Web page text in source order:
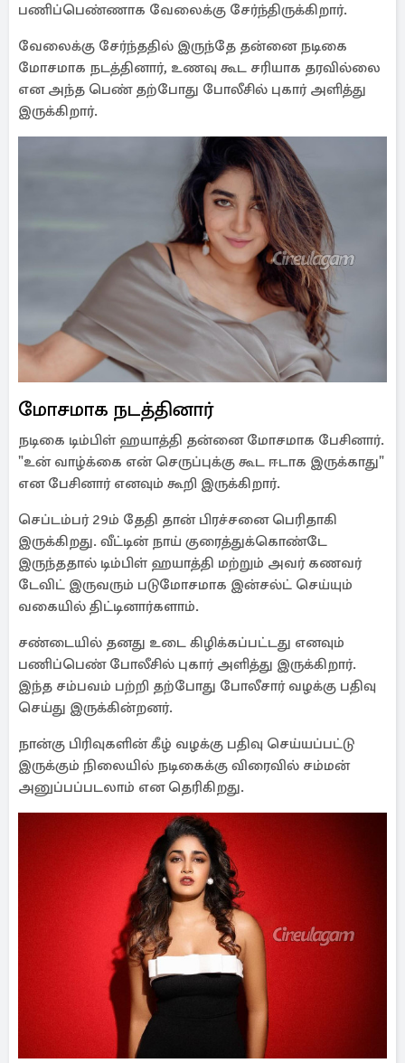
பணிப்பெண்ணாக வேலைக்கு சேர்ந்திருக்கிறார்.
வேலைக்கு சேர்ந்ததில் இருந்தே தன்னை நடிகை
மோசமாக நடத்தினார், உணவு கூட சரியாக தரவில்லை
என அந்த பெண் தற்போது போலீசில் புகார் அளித்து
இருக்கிறார்.
மோசமாக நடத்தினார்
நடிகை டிம்பிள் ஹயாத்தி தன்னை மோசமாக பேசினார்.
"உன் வாழ்க்கை என் செருப்புக்கு கூட ஈடாக இருக்காது"
என பேசினார் எனவும் கூறி இருக்கிறார்.
செப்டம்பர் 29ம் தேதி தான் பிரச்சனை பெரிதாகி
இருக்கிறது. வீட்டின் நாய் குரைத்துக்கொண்டே
இருந்ததால் டிம்பிள் ஹயாத்தி மற்றும் அவர் கணவர்
டேவிட் இருவரும் படுமோசமாக இன்சல்ட் செய்யும்
வகையில் திட்டினார்களாம்.
சண்டையில் தனது உடை கிழிக்கப்பட்டது எனவும்
பணிப்பெண் போலீசில் புகார் அளித்து இருக்கிறார்.
இந்த சம்பவம் பற்றி தற்போது போலீசார் வழக்கு பதிவு
செய்து இருக்கின்றனர்.
நான்கு பிரிவுகளின் கீழ் வழக்கு பதிவு செய்யப்பட்டு
இருக்கும் நிலையில் நடிகைக்கு விரைவில் சம்மன்
அனுப்பப்படலாம் என தெரிகிறது.